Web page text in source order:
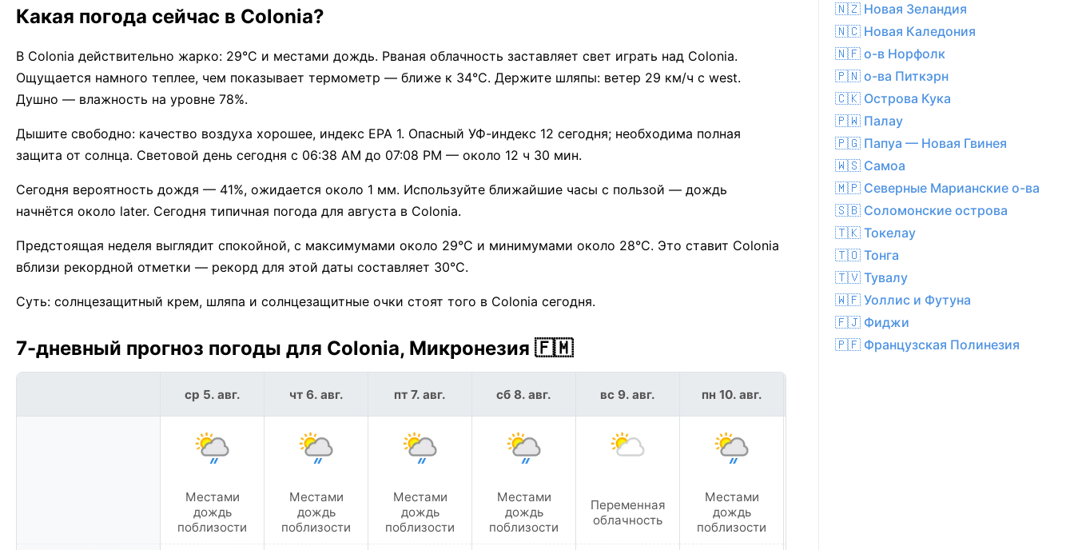
Какая погода сейчас в Colonia?
В Colonia действительно жарко: 29°C и местами дождь. Рваная облачность заставляет свет играть над Colonia.
Ощущается намного теплее, чем показывает термометр — ближе к 34°C. Держите шляпы: ветер 29 км/ч с west.
Душно — влажность на уровне 78%.
Дышите свободно: качество воздуха хорошее, индекс EPA 1. Опасный УФ-индекс 12 сегодня; необходима полная
защита от солнца. Световой день сегодня с 06:38 AM до 07:08 PM — около 12 ч 30 мин.
Сегодня вероятность дождя — 41%, ожидается около 1 мм. Используйте ближайшие часы с пользой — дождь
начнётся около later. Сегодня типичная погода для августа в Colonia.
Предстоящая неделя выглядит спокойной, с максимумами около 29°C и минимумами около 28°C. Это ставит Colonia
вблизи рекордной отметки — рекорд для этой даты составляет 30°C.
Суть: солнцезащитный крем, шляпа и солнцезащитные очки стоят того в Colonia сегодня.
7-дневный прогноз погоды для Colonia, Микронезия 🇫🇲
ср 5. авг.
Местами
дождь
поблизости
чт 6. авг.
Местами
дождь
поблизости
пт 7. авг.
Местами
дождь
поблизости
сб 8. авг.
Местами
дождь
поблизости
вс 9. авг.
Переменная
облачность
пн 10. авг.
Местами
дождь
поблизости
🇳🇿 Новая Зеландия
🇳🇨 Новая Каледония
🇳🇫 о-в Норфолк
🇵🇳 о-ва Питкэрн
🇨🇰 Острова Кука
🇵🇼 Палау
🇵🇬 Папуа — Новая Гвинея
🇼🇸 Самоа
🇲🇵 Северные Марианские о-ва
🇸🇧 Соломонские острова
🇹🇰 Токелау
🇹🇴 Тонга
🇹🇻 Тувалу
🇼🇫 Уоллис и Футуна
🇫🇯 Фиджи
🇵🇫 Французская Полинезия